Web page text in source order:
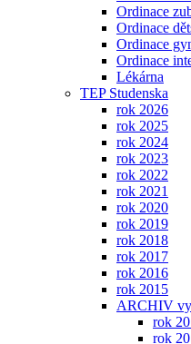
Ordinace
Ordinace
Ordinace
Ordinace
Lékárna
TEP Studenska
rok 2026
rok 2025
rok 2024
rok 2023
rok 2022
rok 2021
rok 2020
rok 2019
rok 2018
rok 2017
rok 2016
rok 2015
ARCHIV
rok
rok